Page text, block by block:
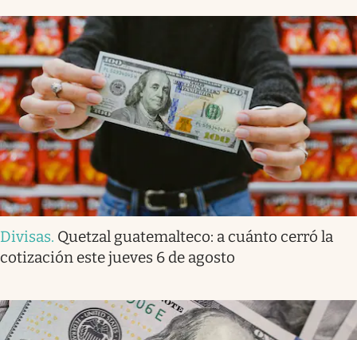
Divisas. Quetzal guatemalteco: a cuánto cerró la
cotización este jueves 6 de agosto